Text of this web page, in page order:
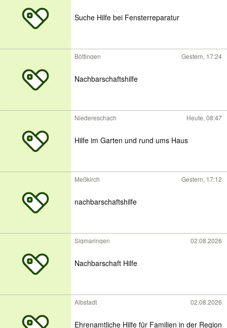
Suche Hilfe bei Fensterreparatur
Böttingen Gestern, 17:24
Nachbarschaftshilfe
Niedereschach Heute, 08:47
Hilfe im Garten und rund ums Haus
Meßkirch Gestern, 17:12
nachbarschaftshilfe
Sigmaringen 02.08.2026
Nachbarschaft Hilfe
Albstadt 02.08.2026
Ehrenamtliche Hilfe für Familien in der Region